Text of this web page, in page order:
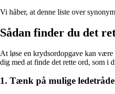
Vi håber, at denne liste over
Sådan finder du det
At løse en krydsordopgave kan
dig med at finde det rette ord, som i
1. Tænk på mulige ledetråde